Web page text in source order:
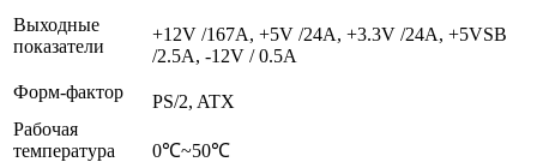
Выходные
показатели
+12V /167A, +5V /24A, +3.3V /24A, +5VSB
/2.5A, -12V / 0.5A
Форм-фактор
PS/2, ATX
Рабочая
температура
0℃~50℃